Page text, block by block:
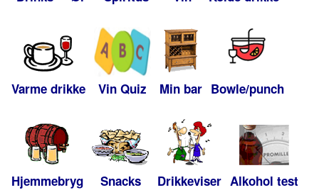
Varme drikke Vin Quiz Min bar Bowle/punch
Hjemmebryg Snacks Drikkeviser Alkohol test